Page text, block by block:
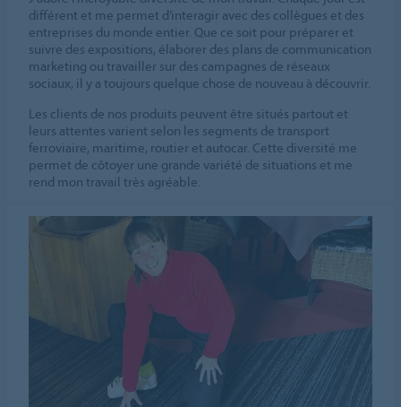
différent et me permet d’interagir avec des collègues et des
entreprises du monde entier. Que ce soit pour préparer et
suivre des expositions, élaborer des plans de communication
marketing ou travailler sur des campagnes de réseaux
sociaux, il y a toujours quelque chose de nouveau à découvrir.
Les clients de nos produits peuvent être situés partout et
leurs attentes varient selon les segments de transport
ferroviaire, maritime, routier et autocar. Cette diversité me
permet de côtoyer une grande variété de situations et me
rend mon travail très agréable.